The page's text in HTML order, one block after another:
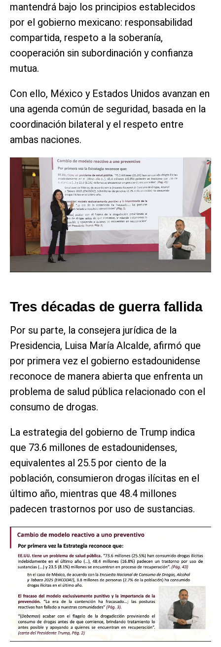
mantendrá bajo los principios establecidos
por el gobierno mexicano: responsabilidad
compartida, respeto a la soberanía,
cooperación sin subordinación y confianza
mutua.
Con ello, México y Estados Unidos avanzan en
una agenda común de seguridad, basada en la
coordinación bilateral y el respeto entre
ambas naciones.
Tres décadas de guerra fallida
Por su parte, la consejera jurídica de la
Presidencia, Luisa María Alcalde, afirmó que
por primera vez el gobierno estadounidense
reconoce de manera abierta que enfrenta un
problema de salud pública relacionado con el
consumo de drogas.
La estrategia del gobierno de Trump indica
que 73.6 millones de estadounidenses,
equivalentes al 25.5 por ciento de la
población, consumieron drogas ilícitas en el
último año, mientras que 48.4 millones
padecen trastornos por uso de sustancias.